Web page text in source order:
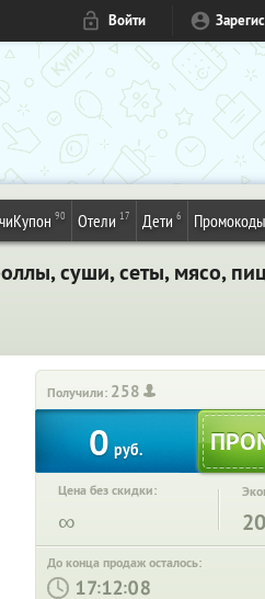
Войти
90 Отели 17 Дети 6 Промокоды
суши, сеты, мясо,
Получили: 258
0 руб.
Цена без скидки:
∞ 20
До конца продаж осталось:
: :